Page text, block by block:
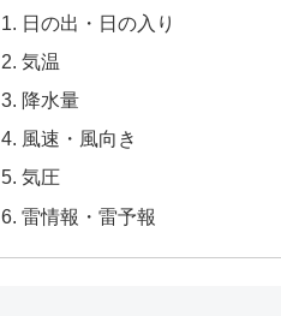
日の出・日の入り
気温
降水量
風速・風向き
気圧
雷情報・雷予報